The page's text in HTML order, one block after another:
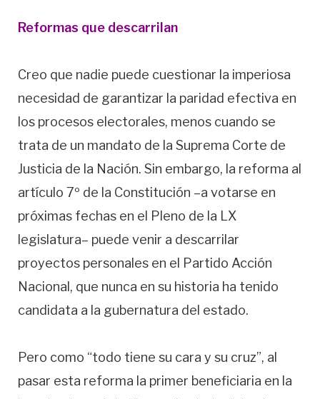
Reformas que descarrilan
Creo que nadie puede cuestionar la imperiosa
necesidad de garantizar la paridad efectiva en
los procesos electorales, menos cuando se
trata de un mandato de la Suprema Corte de
Justicia de la Nación. Sin embargo, la reforma al
artículo 7º de la Constitución –a votarse en
próximas fechas en el Pleno de la LX
legislatura– puede venir a descarrilar
proyectos personales en el Partido Acción
Nacional, que nunca en su historia ha tenido
candidata a la gubernatura del estado.
Pero como “todo tiene su cara y su cruz”, al
pasar esta reforma la primer beneficiaria en la